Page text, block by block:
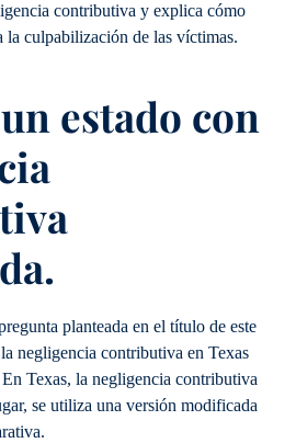
contributiva y explica cómo
la culpabilización de las víctimas.
estado con
planteada en el título de este
negligencia contributiva en Texas
Texas, la negligencia contributiva
se utiliza una versión modificada